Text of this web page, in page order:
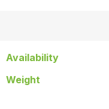
Availability
Weight